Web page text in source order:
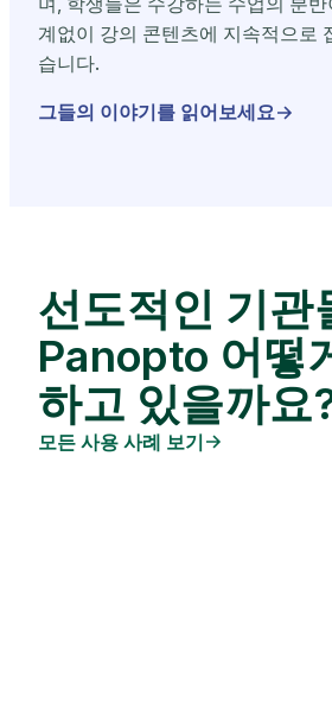
계없이 강의 콘텐츠에 지속적으로
습니다.
그들의 이야기를 읽어보세요
선도적인 기관
Panopto 어떻
하고 있을까요
모든 사용 사례 보기